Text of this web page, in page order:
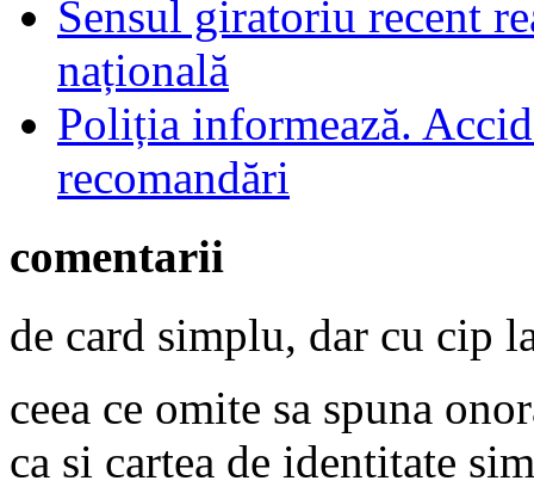
Sensul giratoriu recent
națională
Poliția informează.
recomandări
comentarii
de card simplu, dar cu cip
ceea ce omite sa spuna
ca si cartea de identitate